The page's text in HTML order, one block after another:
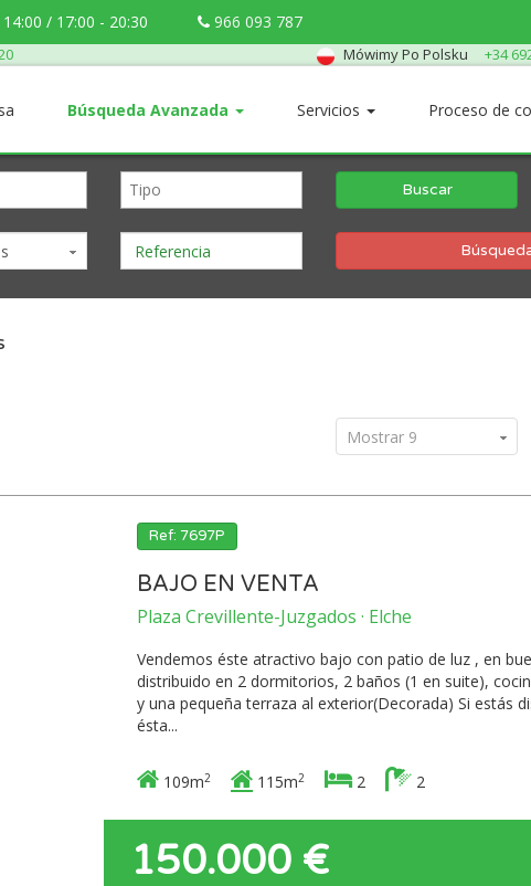
/ 17:00 - 20:30 966 093 787
Mówimy Po Polsku +34
Búsqueda Avanzada Servicios Proceso de
Buscar
Mostrar 9
Ref: 7697P
BAJO EN VENTA
Plaza Crevillente-Juzgados · Elche
Vendemos éste atractivo bajo con patio de luz , en
distribuido en 2 dormitorios, 2 baños (1 en suite),
y una pequeña terraza al exterior(Decorada) Si estás
ésta...
109m2 115m2 2 2
150.000 €